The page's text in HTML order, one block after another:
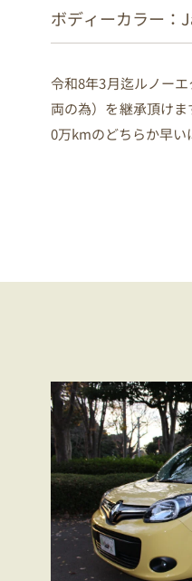
ボディーカラー：
令和8年3月迄ルノー
両の為）を継承頂け
0万kmのどちらか早い